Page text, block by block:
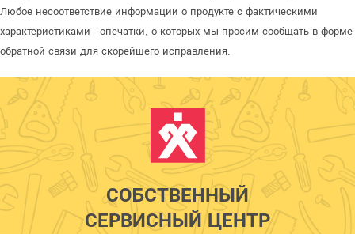
Любое несоответствие информации о продукте с фактическими
характеристиками - опечатки, о которых мы просим сообщать в форме
обратной связи для скорейшего исправления.
СОБСТВЕННЫЙ
СЕРВИСНЫЙ ЦЕНТР